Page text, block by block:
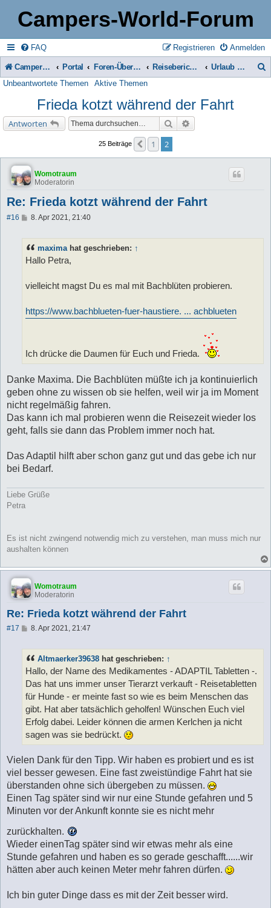
Campers-World-Forum
FAQ Anmelden
Registrieren
Campers-World-Forum Portal Foren-Übersicht Reiseberichte & Reisetipps, Stell- & Campingplätze Urlaub mit Tieren
Unbeantwortete Themen Aktive Themen
Frieda kotzt während der Fahrt
Antworten Suche
25 Beiträge Vorherige
1 2
Womotraum
Moderatorin
Re: Frieda kotzt während der Fahrt
#16
B
t
r
a
8. Apr 2021, 21:40
maxima hat geschrieben: ↑
Hallo Petra,
vielleicht magst Du es mal mit Bachblüten probieren.
https://www.bachblueten-fuer-haustiere. ... achblueten
Ich drücke die Daumen für Euch und Frieda.
Danke Maxima. Die Bachblüten müßte ich ja kontinuierlich
geben ohne zu wissen ob sie helfen, weil wir ja im Moment
nicht regelmäßig fahren.
Das kann ich mal probieren wenn die Reisezeit wieder los
geht, falls sie dann das Problem immer noch hat.
Das Adaptil hilft aber schon ganz gut und das gebe ich nur
bei Bedarf.
Liebe Grüße
Petra
Es ist nicht zwingend notwendig mich zu verstehen, man muss mich nur
aushalten können
Womotraum
Moderatorin
Re: Frieda kotzt während der Fahrt
#17
B
r
a
8. Apr 2021, 21:47
Altmaerker39638 hat geschrieben: ↑
Hallo, der Name des Medikamentes - ADAPTIL Tabletten -.
Das hat uns immer unser Tierarzt verkauft - Reisetabletten
für Hunde - er meinte fast so wie es beim Menschen das
gibt. Hat aber tatsächlich geholfen! Wünschen Euch viel
Erfolg dabei. Leider können die armen Kerlchen ja nicht
sagen was sie bedrückt.
Vielen Dank für den Tipp. Wir haben es probiert und es ist
viel besser gewesen. Eine fast zweistündige Fahrt hat sie
überstanden ohne sich übergeben zu müssen.
Einen Tag später sind wir nur eine Stunde gefahren und 5
Minuten vor der Ankunft konnte sie es nicht mehr
zurückhalten.
Wieder einenTag später sind wir etwas mehr als eine
Stunde gefahren und haben es so gerade geschafft......wir
hätten aber auch keinen Meter mehr fahren dürfen.
Ich bin guter Dinge dass es mit der Zeit besser wird.